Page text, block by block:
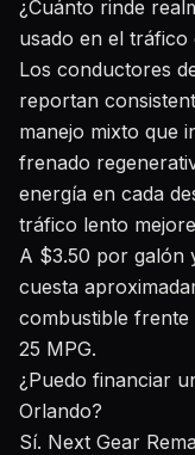
¿Cuánto rinde
usado en el tráfico
Los conductores
reportan
manejo mixto que
frenado
energía en cada
tráfico lento
A $3.50 por galón
cuesta
combustible
25 MPG.
¿Puedo financiar
Orlando?
Sí. Next Gear